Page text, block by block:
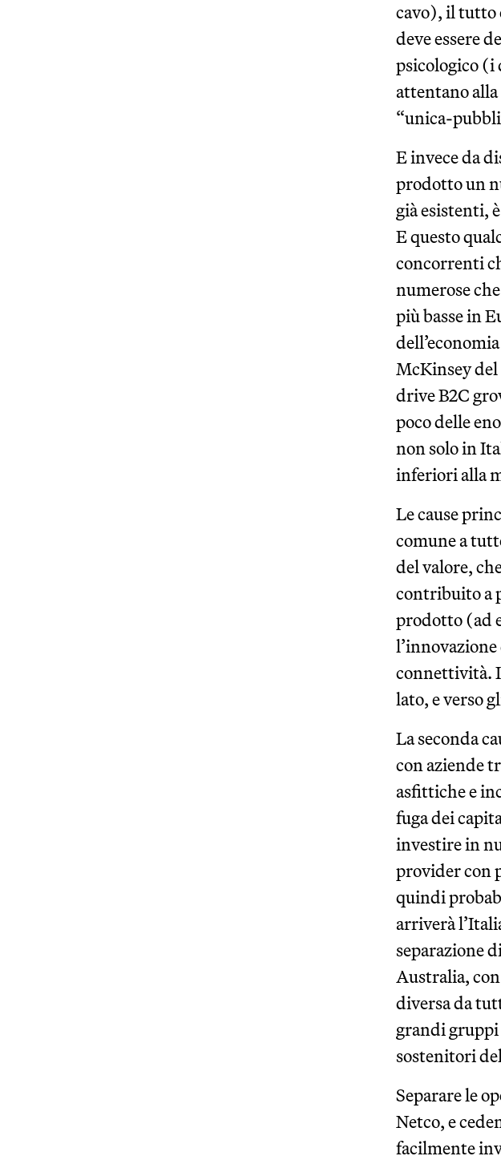
cavo), il tutto
deve essere
psicologico (i
attentano
“unica-
E invece da
prodotto un
già esistenti,
E questo
concorrenti
numerose
più basse in
McKinsey del
drive B2C
poco delle
non solo in
inferiori alla
Le cause
comune a
del valore,
contribuito a
prodotto (ad
connettività.
lato, e verso
La seconda
con aziende
asfittiche e
fuga dei
investire in
provider con
quindi
arriverà
separazione
Australia,
diversa da
grandi gruppi
sostenitori
Separare le
Netco, e
facilmente